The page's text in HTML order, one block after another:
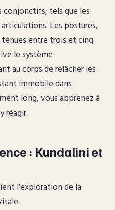
conjonctifs, tels que les
Les postures,
entre trois et cinq
le système
au corps de relâcher les
immobile dans
long, vous apprenez à
réagir.
: Kundalini et
l’exploration de la